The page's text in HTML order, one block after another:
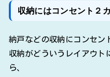
収納にはコンセント２
納戸などの収納にコンセン
収納がどういうレイアウト
ら、